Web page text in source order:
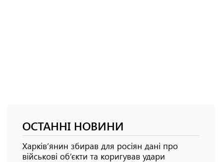
ОСТАННІ НОВИНИ
Харків’янин збирав для росіян дані про
військові об’єкти та коригував удари